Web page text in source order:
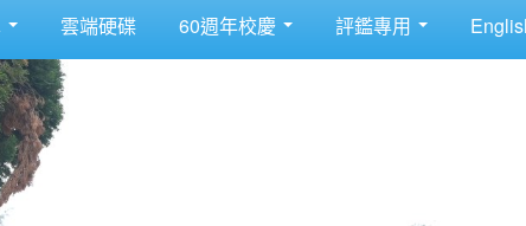
雲端硬碟 60週年校慶 評鑑專用